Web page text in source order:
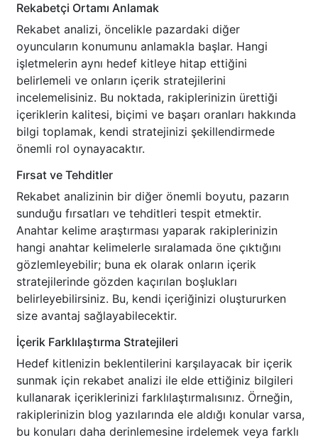
Rekabetçi Ortamı Anlamak
Rekabet analizi, öncelikle pazardaki diğer
oyuncuların konumunu anlamakla başlar. Hangi
işletmelerin aynı hedef kitleye hitap ettiğini
belirlemeli ve onların içerik stratejilerini
incelemelisiniz. Bu noktada, rakiplerinizin ürettiği
içeriklerin kalitesi, biçimi ve başarı oranları hakkında
bilgi toplamak, kendi stratejinizi şekillendirmede
önemli rol oynayacaktır.
Fırsat ve Tehditler
Rekabet analizinin bir diğer önemli boyutu, pazarın
sunduğu fırsatları ve tehditleri tespit etmektir.
Anahtar kelime araştırması yaparak rakiplerinizin
hangi anahtar kelimelerle sıralamada öne çıktığını
gözlemleyebilir; buna ek olarak onların içerik
stratejilerinde gözden kaçırılan boşlukları
belirleyebilirsiniz. Bu, kendi içeriğinizi oluştururken
size avantaj sağlayabilecektir.
İçerik Farklılaştırma Stratejileri
Hedef kitlenizin beklentilerini karşılayacak bir içerik
sunmak için rekabet analizi ile elde ettiğiniz bilgileri
kullanarak içeriklerinizi farklılaştırmalısınız. Örneğin,
rakiplerinizin blog yazılarında ele aldığı konular varsa,
bu konuları daha derinlemesine irdelemek veya farklı